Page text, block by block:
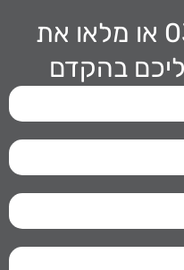
או מלאו את
בהקדם